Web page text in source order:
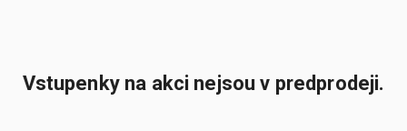
Vstupenky na akci nejsou v predprodeji.